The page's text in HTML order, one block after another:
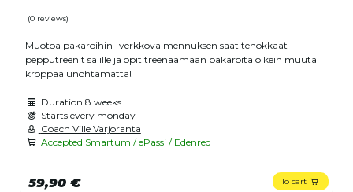
(0 reviews)
Muotoa pakaroihin -verkkovalmennuksen saat tehokkaat
pepputreenit salille ja opit treenaamaan pakaroita oikein muuta
kroppaa unohtamatta!
Duration 8 weeks
Starts every monday
Coach Ville Varjoranta
Accepted Smartum / ePassi / Edenred
59,90 € To cart